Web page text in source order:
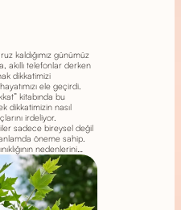
kaldığımız günümüz
akıllı telefonlar derken
dikkatimizi
ele geçirdi.
kitabında bu
dikkatimizin nasıl
irdeliyor.
sadece bireysel değil
öneme sahip.
nedenlerini…